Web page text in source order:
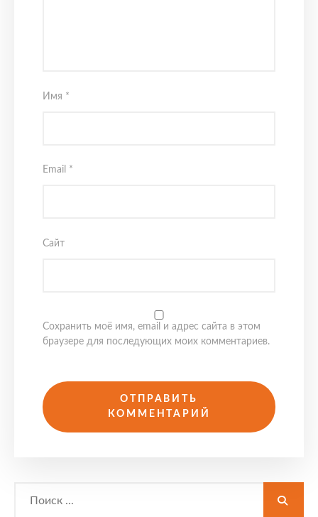
Имя *
Email *
Сайт
Сохранить моё имя, email и адрес сайта в этом
браузере для последующих моих комментариев.